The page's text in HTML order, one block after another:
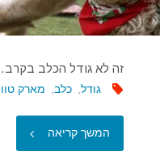
זה לא גודל הכלב
גודל, כלב, מארק
המשך קריאה "זה